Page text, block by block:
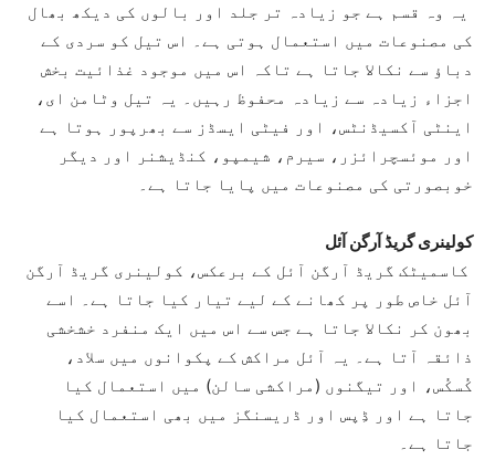
یہ وہ قسم ہے جو زیادہ تر جلد اور بالوں کی دیکھ بھال
کی مصنوعات میں استعمال ہوتی ہے۔ اس تیل کو سردی کے
دباؤ سے نکالا جاتا ہے تاکہ اس میں موجود غذائیت بخش
اجزاء زیادہ سے زیادہ محفوظ رہیں۔ یہ تیل وٹامن ای،
اینٹی آکسیڈنٹس، اور فیٹی ایسڈز سے بھرپور ہوتا ہے
اور موئسچرائزر، سیرم، شیمپو، کنڈیشنر اور دیگر
خوبصورتی کی مصنوعات میں پایا جاتا ہے۔
کولینری گریڈ آرگن آئل
کاسمیٹک گریڈ آرگن آئل کے برعکس، کولینری گریڈ آرگن
آئل خاص طور پر کھانے کے لیے تیار کیا جاتا ہے۔ اسے
بھون کر نکالا جاتا ہے جس سے اس میں ایک منفرد خشخشی
ذائقہ آتا ہے۔ یہ آئل مراکش کے پکوانوں میں سلاد،
کُسکُس، اور تیگنوں (مراکشی سالن) میں استعمال کیا
جاتا ہے اور ڈِپس اور ڈریسنگز میں بھی استعمال کیا
جاتا ہے۔